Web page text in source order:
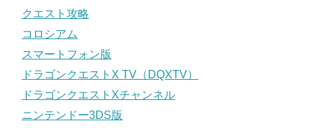
クエスト攻略
コロシアム
スマートフォン版
ドラゴンクエストX TV（DQXTV）
ドラゴンクエストXチャンネル
ニンテンドー3DS版